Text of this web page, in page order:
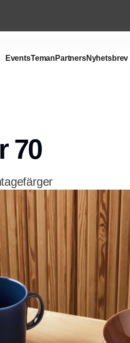
EventsTeman PartnersNyhetsbrev
70